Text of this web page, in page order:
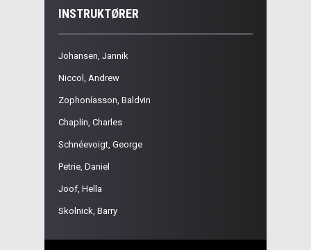
INSTRUKTØRER
Johansen, Jannik
Niccol, Andrew
Zophoníasson, Baldvin
Chaplin, Charles
Schnéevoigt, George
Petrie, Daniel
Joof, Hella
Skolnick, Barry